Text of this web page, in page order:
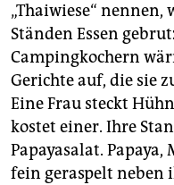
unterstützen
abo
genossenschaft
epaper login
„Thaiwiese“
Ständen Essen
Campingkochern
Gerichte auf, die sie
Eine Frau steckt
kostet einer. Ihre
Papayasalat.
fein geraspelt neben